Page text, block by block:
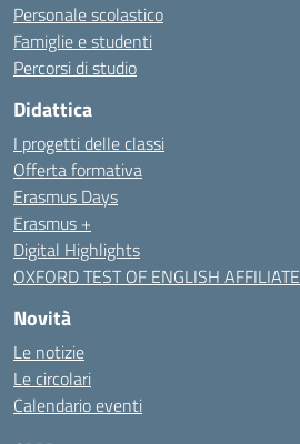
Personale scolastico
Famiglie e studenti
Percorsi di studio
Didattica
I progetti delle classi
Offerta formativa
Erasmus Days
Erasmus +
Digital Highlights
OXFORD TEST OF ENGLISH AFFILIATE
Novità
Le notizie
Le circolari
Calendario eventi